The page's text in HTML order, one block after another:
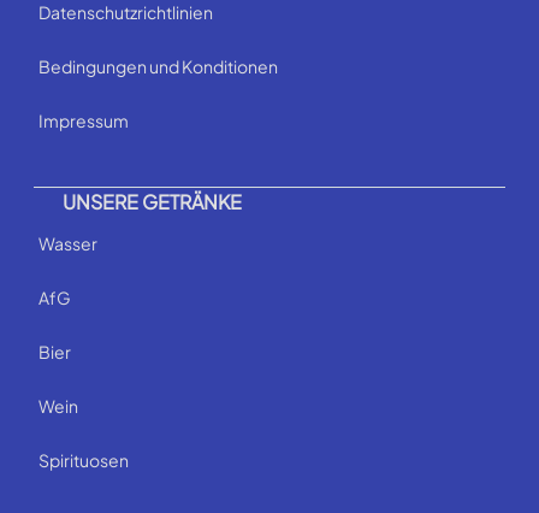
Datenschutzrichtlinien
Bedingungen und Konditionen
Impressum
UNSERE GETRÄNKE
Wasser
AfG
Bier
Wein
Spirituosen